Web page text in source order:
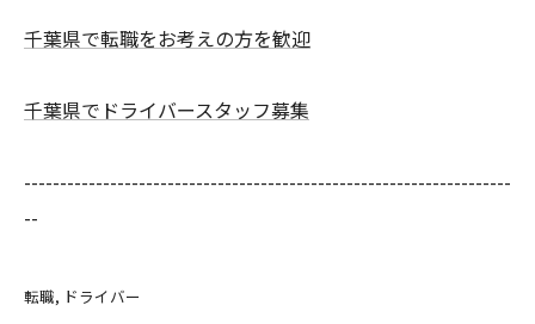
千葉県で転職をお考えの方を歓迎
千葉県でドライバースタッフ募集
--------------------------------------------------------------------
--
転職 ドライバー